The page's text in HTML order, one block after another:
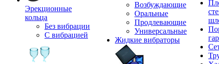
Эрекционные
кольца
Без вибрации
С вибрацией
Возбуждающие
Оральные
Продлевающие
Универсальные
Жидкие вибраторы